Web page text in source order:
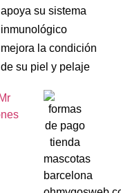
apoya su sistema
inmunológico
mejora la condición
de su piel y pelaje